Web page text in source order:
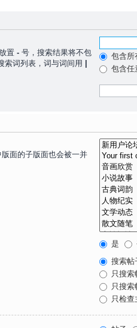
置 - 号，搜索结果将不包
索词列表，词与词间用 |
包含所
包含任
面的子版面也会被一并
是
搜索帖
只搜索
只搜索
只检查